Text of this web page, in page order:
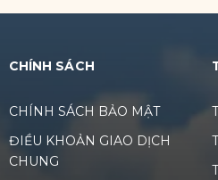
CHÍNH SÁCH
CHÍNH SÁCH BẢO MẬT
ĐIỀU KHOẢN GIAO DỊCH
CHUNG